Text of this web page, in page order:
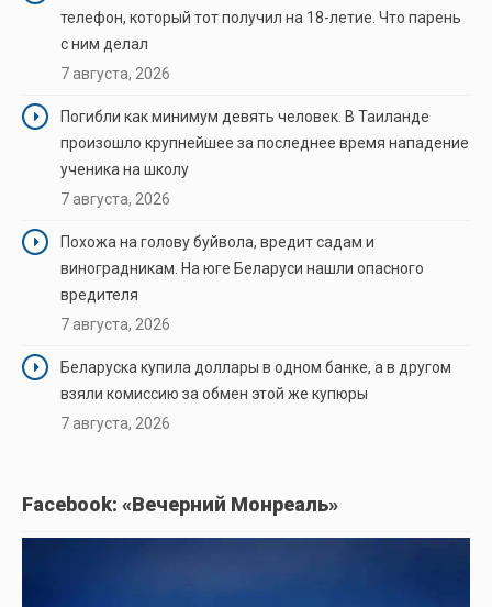
телефон, который тот получил на 18-летие. Что парень
с ним делал
7 августа, 2026
Погибли как минимум девять человек. В Таиланде
произошло крупнейшее за последнее время нападение
ученика на школу
7 августа, 2026
Похожа на голову буйвола, вредит садам и
виноградникам. На юге Беларуси нашли опасного
вредителя
7 августа, 2026
Беларуска купила доллары в одном банке, а в другом
взяли комиссию за обмен этой же купюры
7 августа, 2026
Facebook: «Вечерний Монреаль»